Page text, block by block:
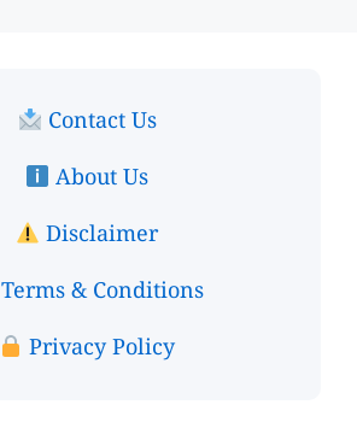
Contact Us
About Us
Disclaimer
Terms & Conditions
Privacy Policy